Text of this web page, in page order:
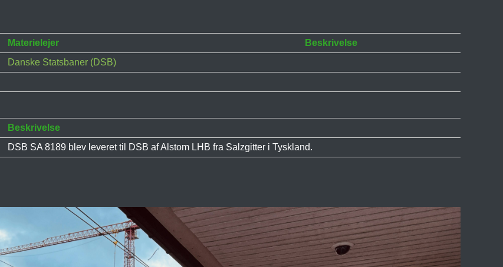
Materielejer
Beskrivelse
Danske Statsbaner (DSB)
Beskrivelse
DSB SA 8189 blev leveret til DSB af Alstom LHB fra Salzgitter i Tyskland.